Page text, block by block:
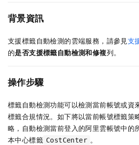
背景資訊
支援標籤自動檢測的雲端服務，請參見支
的是否支援標籤自動檢測和修複列。
操作步驟
標籤自動檢測功能可以檢測當前帳號或資
標籤合規情況。如下將以當前帳號標籤策
略，自動檢測當前登入的阿里雲帳號中的
本中心標籤 CostCenter 。